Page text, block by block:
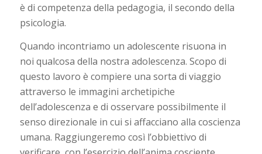
è di competenza della pedagogia, il secondo della
psicologia.
Quando incontriamo un adolescente risuona in
noi qualcosa della nostra adolescenza. Scopo di
questo lavoro è compiere una sorta di viaggio
attraverso le immagini archetipiche
dell’adolescenza e di osservare possibilmente il
senso direzionale in cui si affacciano alla coscienza
umana. Raggiungeremo così l’obbiettivo di